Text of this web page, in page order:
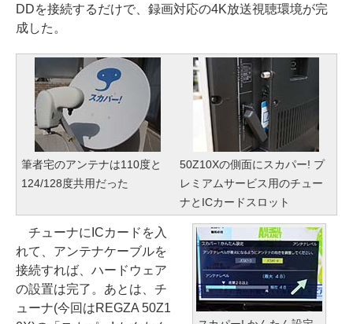
DDを接続するだけで、録画対応の4K放送視聴環境が完
成した。
筆者宅のアンテナは110度と
124/128度共用だった
50Z10Xの側面にスカパー! プ
レミアムサービス用のチュー
ナとICカードスロット
チューナにICカードを入
れて、アンテナケーブルを
接続すれば、ハードウェア
の設置は完了。あとは、チ
ューナ(今回はREGZA 50Z1